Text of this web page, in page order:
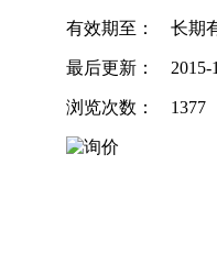
有效期至： 长期
最后更新： 2015-
浏览次数： 1377